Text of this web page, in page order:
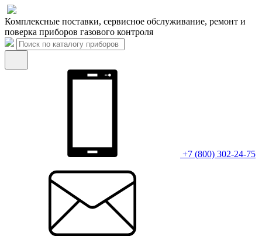
Комплексные поставки, сервисное обслуживание, ремонт и
поверка приборов газового контроля
+7 (800) 302-24-75